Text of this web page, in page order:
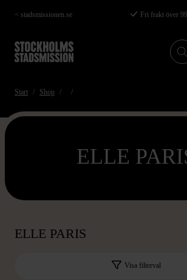
Hoppa
till
huvudinnehåll
< stadsmissionen.se Fri frakt över
Start Shop
ELLE
ELLE PARIS
Visa filterval